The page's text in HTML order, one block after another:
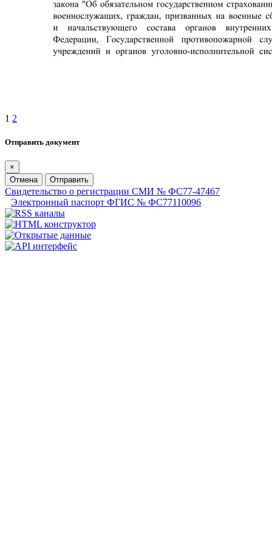
1 2
Отправить документ
×
Отмена
Отправить
Свидетельство о регистрации СМИ № ФС77-47467
Электронный паспорт ФГИС № ФС77110096